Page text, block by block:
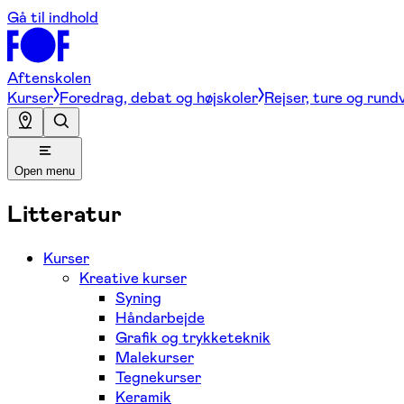
Gå til indhold
Aftenskolen
Kurser Foredrag, debat og højskoler Rejser, ture og
Open menu
Litteratur
Kurser
Kreative kurser
Syning
Håndarbejde
Grafik og trykketeknik
Malekurser
Tegnekurser
Keramik